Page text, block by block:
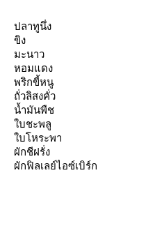
ปลาทูนึ่ง
ขิง
มะนาว
หอมแดง
พริกขี้หนู
ถั่วลิสงคั่ว
น้ำมันพืช
บชะพลู
บโหระพา
ผักชีฝรั่ง
ผักฟิลเลย์ไอซ์เบิร์ก